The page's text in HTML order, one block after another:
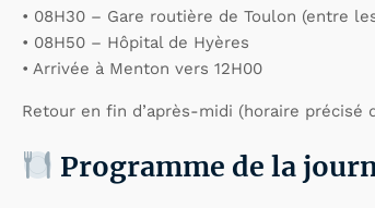
• 08H30 – Gare routière de Toulon (entre
• 08H50 – Hôpital de Hyères
• Arrivée à Menton vers 12H00
Retour en fin d’après-midi (horaire précisé
Programme de la